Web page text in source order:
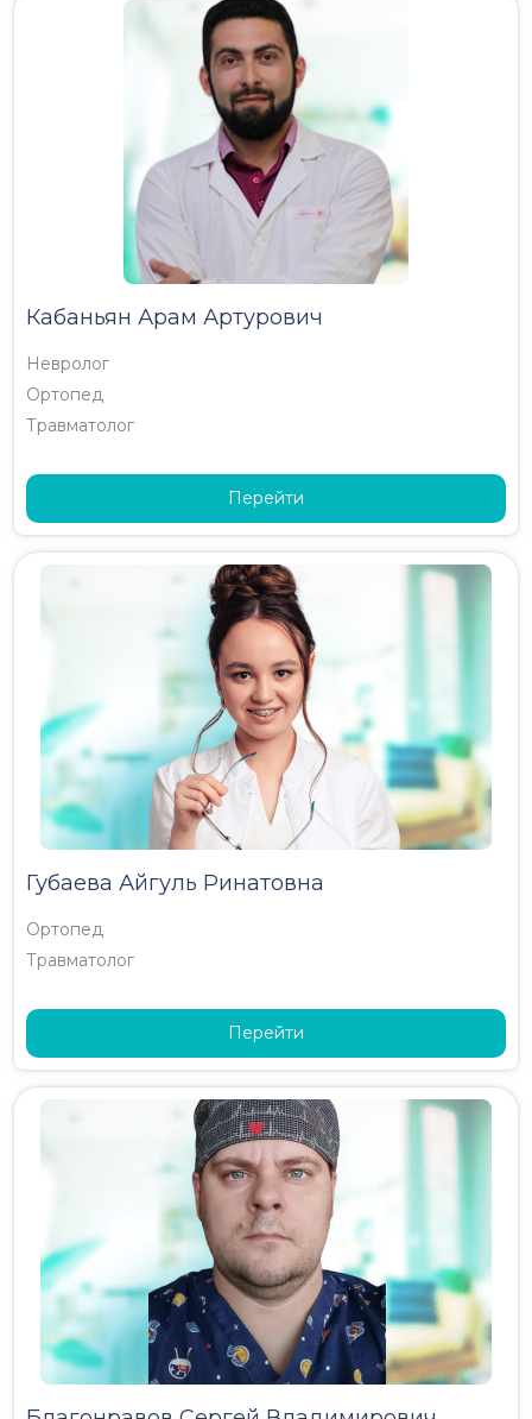
Кабаньян Арам Артурович
Невролог
Ортопед
Травматолог
Перейти
Губаева Айгуль Ринатовна
Ортопед
Травматолог
Перейти